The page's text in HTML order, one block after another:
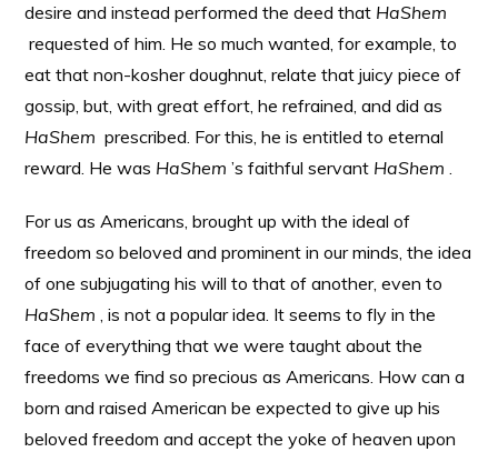
desire and instead performed the deed that HaShem
requested of him. He so much wanted, for example, to
eat that non-kosher doughnut, relate that juicy piece of
gossip, but, with great effort, he refrained, and did as
HaShem prescribed. For this, he is entitled to eternal
reward. He was HaShem’s faithful servant HaShem.
For us as Americans, brought up with the ideal of
freedom so beloved and prominent in our minds, the idea
of one subjugating his will to that of another, even to
HaShem, is not a popular idea. It seems to fly in the
face of everything that we were taught about the
freedoms we find so precious as Americans. How can a
born and raised American be expected to give up his
beloved freedom and accept the yoke of heaven upon